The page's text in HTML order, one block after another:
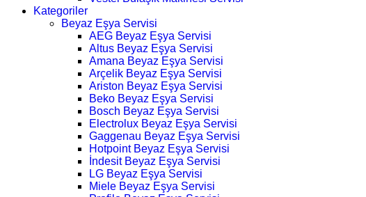
Kategoriler
Beyaz Eşya Servisi
AEG Beyaz Eşya Servisi
Altus Beyaz Eşya Servisi
Amana Beyaz Eşya Servisi
Arçelik Beyaz Eşya Servisi
Ariston Beyaz Eşya Servisi
Beko Beyaz Eşya Servisi
Bosch Beyaz Eşya Servisi
Electrolux Beyaz Eşya Servisi
Gaggenau Beyaz Eşya Servisi
Hotpoint Beyaz Eşya Servisi
İndesit Beyaz Eşya Servisi
LG Beyaz Eşya Servisi
Miele Beyaz Eşya Servisi